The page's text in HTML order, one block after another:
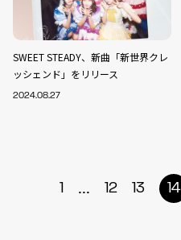
SWEET STEADY、新曲「新世界クレ
ッシェンド」をリリース
2024.08.27
1 ... 12 13 14